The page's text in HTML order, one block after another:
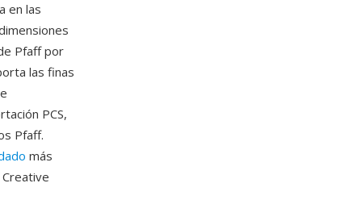
en las
Pfaff por
las finas
PCS,
Pfaff.
más